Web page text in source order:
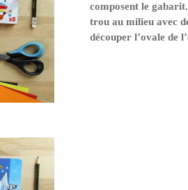
composent le
trou au milieu avec
découper l’ovale de